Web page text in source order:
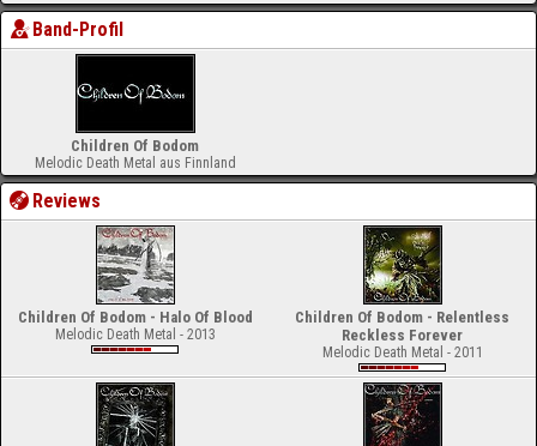
Band-Profil
Children Of Bodom
Melodic Death Metal aus Finnland
Reviews
Children Of Bodom - Halo Of Blood
Melodic Death Metal - 2013
Children Of Bodom - Relentless
Reckless Forever
Melodic Death Metal - 2011